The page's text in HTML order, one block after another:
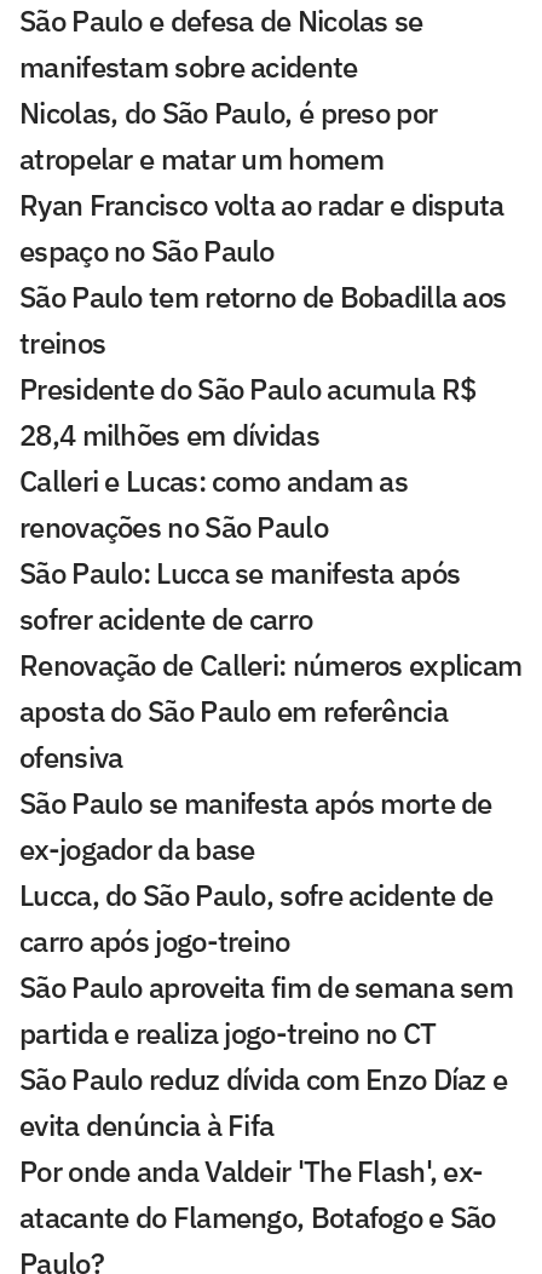
São Paulo e defesa de Nicolas se
manifestam sobre acidente
Nicolas, do São Paulo, é preso por
atropelar e matar um homem
Ryan Francisco volta ao radar e disputa
espaço no São Paulo
São Paulo tem retorno de Bobadilla aos
treinos
Presidente do São Paulo acumula R$
28,4 milhões em dívidas
Calleri e Lucas: como andam as
renovações no São Paulo
São Paulo: Lucca se manifesta após
sofrer acidente de carro
Renovação de Calleri: números explicam
aposta do São Paulo em referência
ofensiva
São Paulo se manifesta após morte de
ex-jogador da base
Lucca, do São Paulo, sofre acidente de
carro após jogo-treino
São Paulo aproveita fim de semana sem
partida e realiza jogo-treino no CT
São Paulo reduz dívida com Enzo Díaz e
evita denúncia à Fifa
Por onde anda Valdeir 'The Flash', ex-
atacante do Flamengo, Botafogo e São
Paulo?